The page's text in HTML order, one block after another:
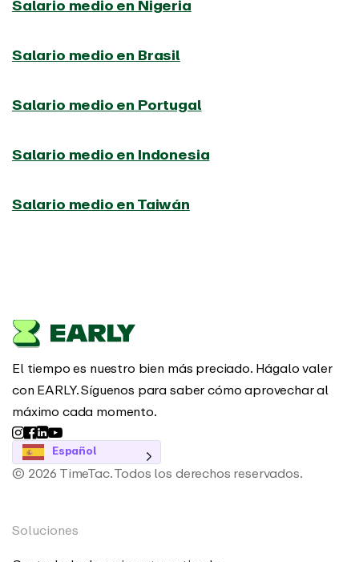
Salario medio en Nigeria
Salario medio en Brasil
Salario medio en Portugal
Salario medio en Indonesia
Salario medio en Taiwán
El tiempo es nuestro bien más preciado. Hágalo valer
con EARLY. Síguenos para saber cómo aprovechar al
máximo cada momento.
Español
© 2026 TimeTac. Todos los derechos reservados.
Soluciones